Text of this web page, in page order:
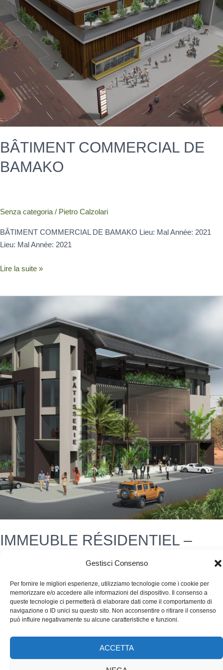
Gestisci Consenso
Per fornire le migliori esperienze, utilizziamo tecnologie come i cookie per
memorizzare e/o accedere alle informazioni del dispositivo. Il consenso a
queste tecnologie ci permetterà di elaborare dati come il comportamento di
navigazione o ID unici su questo sito. Non acconsentire o ritirare il consenso
può influire negativamente su alcune caratteristiche e funzioni.
ACCETTA
BÂTIMENT COMMERCIAL DE
BAMAKO
Senza categoria / Pietro Calzolari
BÂTIMENT COMMERCIAL DE BAMAKO Lieu: Mal Année: 2021
Lieu: Mal Année: 2021
Lire la suite »
IMMEUBLE RÉSIDENTIEL –
COMMERCIAL BAMAKO
Senza categoria/ Pietro Calzolari
IMMEUBLE RÉSIDENTIEL – COMMERCIAL BAMAKO Lieu: Mal
Année: 2018 Lieu: Mal Année: 2018
COMMERCIAL
BAMAKO
Lire la suite »